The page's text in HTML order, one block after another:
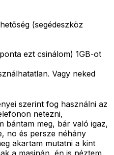
(segédeszköz
ezt csinálom) 1GB-ot
Vagy neked
szerint fog használni az
netezni,
bántam meg, bár való igaz,
no és persze néhány
akartam mutatni a kint
a masinán, én is néztem